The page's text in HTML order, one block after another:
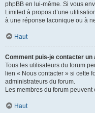
phpBB en lui-même. Si vous
Limited à propos d’une
à une réponse laconique ou à
Haut
Comment puis-je contacter
Tous les utilisateurs du forum
lien « Nous contacter » si cette
administrateurs du forum.
Les membres du forum
Haut